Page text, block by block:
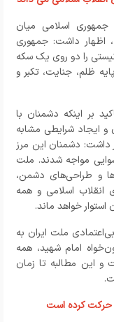
جمهوری اسلامی میان
اظهار داشت: جمهوری
را دو روی یک سکه
ظلم، جنایت، تکبر و
بر اینکه دشمنان با
و ایجاد شرایطی مشابه
داشت: دشمنان این مرز
مواجه شدند. ملت
و طراحی‌های دشمن،
انقلاب اسلامی و همه
خواهد ماند.
ملت ایران به
امام شهید، همه
این مطالبه تا زمان
.
حرکت کرده است